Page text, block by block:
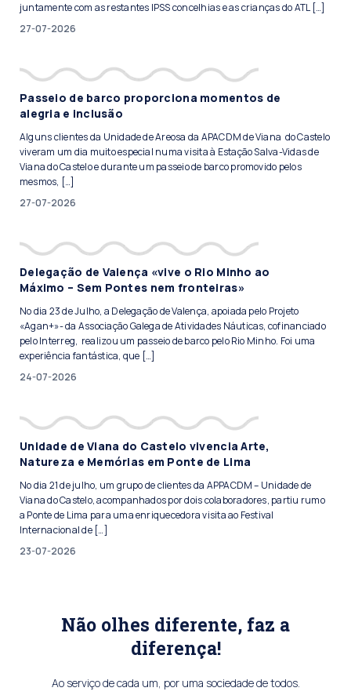
juntamente com as restantes IPSS concelhias e as crianças do ATL […]
27-07-2026
Passeio de barco proporciona momentos de
alegria e inclusão
Alguns clientes da Unidade de Areosa da APACDM de Viana do Castelo
viveram um dia muito especial numa visita à Estação Salva-Vidas de
Viana do Castelo e durante um passeio de barco promovido pelos
mesmos, […]
27-07-2026
Delegação de Valença «vive o Rio Minho ao
Máximo – Sem Pontes nem fronteiras»
No dia 23 de Julho, a Delegação de Valença, apoiada pelo Projeto
«Agan+»- da Associação Galega de Atividades Náuticas, cofinanciado
pelo Interreg, realizou um passeio de barco pelo Rio Minho. Foi uma
experiência fantástica, que […]
24-07-2026
Unidade de Viana do Castelo vivencia Arte,
Natureza e Memórias em Ponte de Lima
No dia 21 de julho, um grupo de clientes da APPACDM – Unidade de
Viana do Castelo, acompanhados por dois colaboradores, partiu rumo
a Ponte de Lima para uma enriquecedora visita ao Festival
Internacional de […]
23-07-2026
Não olhes diferente, faz a
diferença!
Ao serviço de cada um, por uma sociedade de todos.